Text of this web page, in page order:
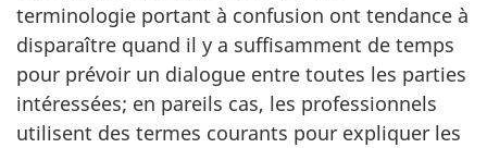
terminologie portant à confusion ont tendance à
disparaître quand il y a suffisamment de temps
pour prévoir un dialogue entre toutes les parties
intéressées; en pareils cas, les professionnels
utilisent des termes courants pour expliquer les